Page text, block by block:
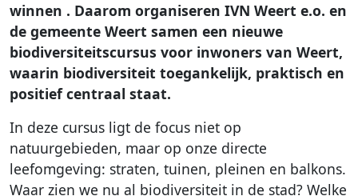
winnen . Daarom organiseren IVN Weert e.o. en
de gemeente Weert samen een nieuwe
biodiversiteitscursus voor inwoners van Weert,
waarin biodiversiteit toegankelijk, praktisch en
positief centraal staat.
In deze cursus ligt de focus niet op
natuurgebieden, maar op onze directe
leefomgeving: straten, tuinen, pleinen en balkons.
Waar zien we nu al biodiversiteit in de stad? Welke